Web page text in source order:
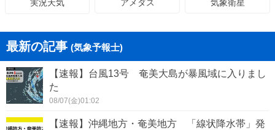
実況天気 アメダス 気象衛星
最新の記事 (気象予報士)
【速報】台風13号 奄美大島が暴風域に入りまし
た
08/07(金)01:02
【速報】沖縄地方・奄美地方 「線状降水帯」発